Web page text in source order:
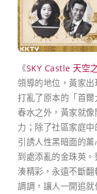
《SKY Castle 天空
領導的地位，黃家
打亂了原本的「首
春水之外，黃家就
力；除了社區家庭
引誘人性黑暗面的
到處添亂的金珠英。
湊精彩，永遠不斷
調調，讓人一開追